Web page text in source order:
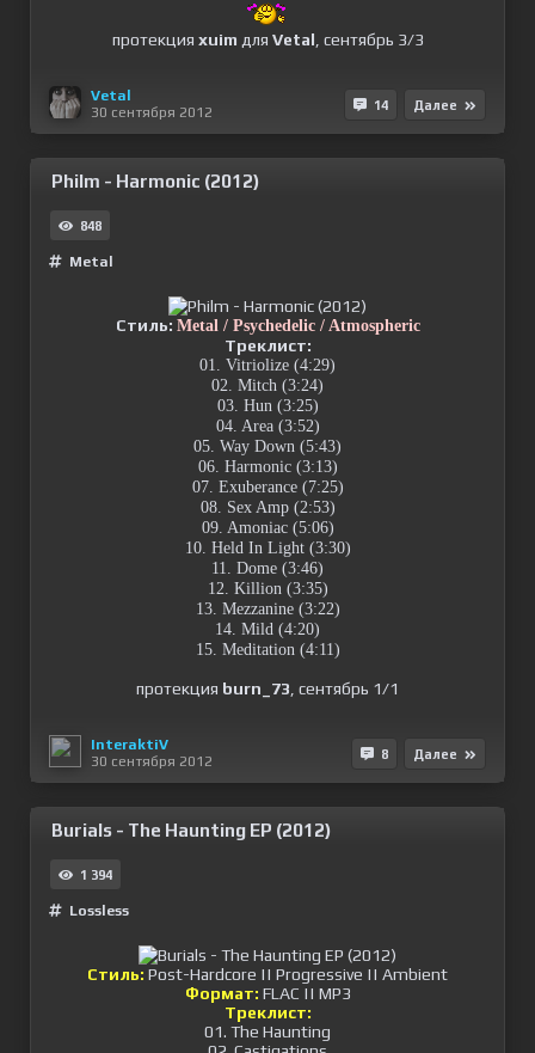
протекция xuim для Vetal , сентябрь 3/3
Vetal
30 сентября 2012
14 Далее
Philm - Harmonic (2012)
848
Metal
Стиль: Metal / Psychedelic / Atmospheric
Треклист:
01. Vitriolize (4:29)
02. Mitch (3:24)
03. Hun (3:25)
04. Area (3:52)
05. Way Down (5:43)
06. Harmonic (3:13)
07. Exuberance (7:25)
08. Sex Amp (2:53)
09. Amoniac (5:06)
10. Held In Light (3:30)
11. Dome (3:46)
12. Killion (3:35)
13. Mezzanine (3:22)
14. Mild (4:20)
15. Meditation (4:11)
протекция burn_73 , сентябрь 1/1
InteraktiV
30 сентября 2012
8 Далее
Burials - The Haunting EP (2012)
1 394
Lossless
Стиль: Post-Hardcore || Progressive || Ambient
Формат: FLAC || MP3
Треклист:
01. The Haunting